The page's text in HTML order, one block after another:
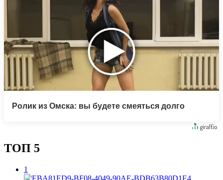
Ролик из Омска: вы будете смеяться долго
ТОП 5
1